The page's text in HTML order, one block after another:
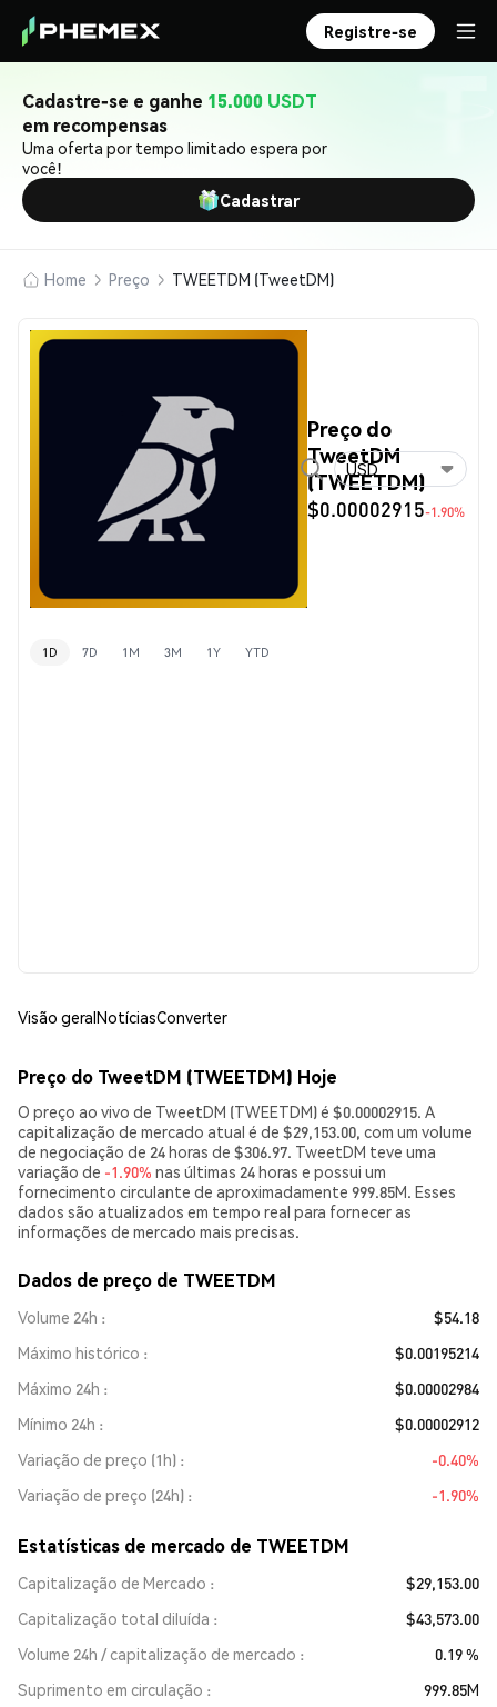
Registre-se
Cadastre-se e ganhe 15.000 USDT
em recompensas
Uma oferta por tempo limitado espera por
você!
Cadastrar
Home Preço TWEETDM (TweetDM)
Preço do
TweetDM
(TWEETDM)
$0.00002915-1.90%
USD
1D 7D 1M 3M 1Y YTD
Visão geralNotíciasConverter
Preço do TweetDM (TWEETDM) Hoje
O preço ao vivo de TweetDM (TWEETDM) é $0.00002915. A
capitalização de mercado atual é de $29,153.00, com um volume
de negociação de 24 horas de $306.97. TweetDM teve uma
variação de -1.90% nas últimas 24 horas e possui um
fornecimento circulante de aproximadamente 999.85M. Esses
dados são atualizados em tempo real para fornecer as
informações de mercado mais precisas.
Dados de preço de TWEETDM
Volume 24h
$54.18
Máximo histórico
$0.00195214
Máximo 24h
$0.00002984
Mínimo 24h
$0.00002912
Variação de preço (1h)
-0.40%
Variação de preço (24h)
-1.90%
Estatísticas de mercado de TWEETDM
Capitalização de Mercado
$29,153.00
Capitalização total diluída
$43,573.00
Volume 24h / capitalização de mercado
0.19 %
Suprimento em circulação
999.85M